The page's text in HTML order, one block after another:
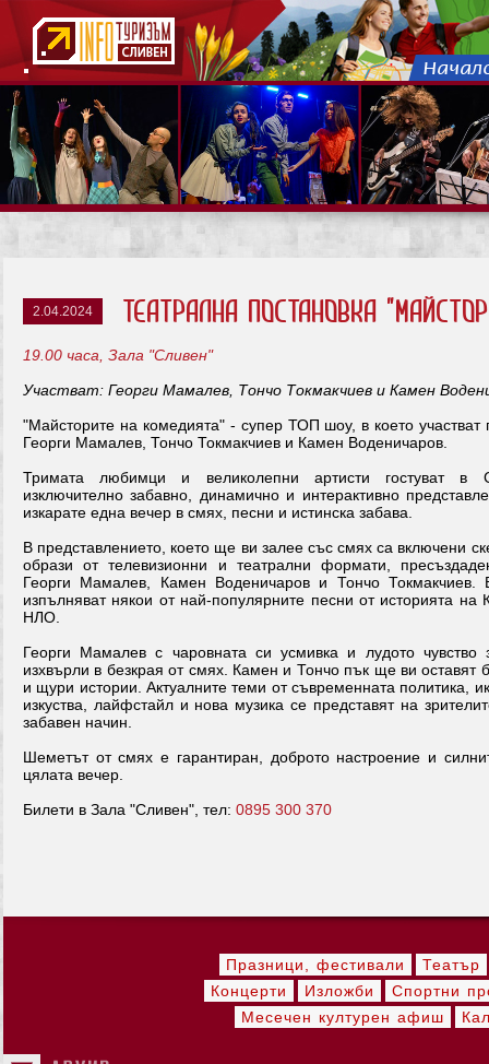
2.04.2024 театрална постановка
19.00 часа, Зала "Сливен"
Участват: Георги Мамалев, Тончо Токмакчиев и Камен
"Майсторите на комедията" - супер ТОП шоу, в което участват
Георги Мамалев, Тончо Токмакчиев и Камен Воденичаров.
Тримата любимци и великолепни артисти гостуват в
изключително забавно, динамично и интерактивно
изкарате една вечер в смях, песни и истинска забава.
В представлението, което ще ви залее със смях са включени
образи от телевизионни и театрални формати,
Георги Мамалев, Камен Воденичаров и Тончо Токмакчиев.
изпълняват някои от най-популярните песни от историята на
НЛО.
Георги Мамалев с чаровната си усмивка и лудото
изхвърли в безкрая от смях. Камен и Тончо пък ще ви оставят
и щури истории. Актуалните теми от съвременната политика,
изкуства, лайфстайл и нова музика се представят на
забавен начин.
Шеметът от смях е гарантиран, доброто настроение и
цялата вечер.
Билети в Зала "Сливен", тел: 0895 300 370
Празници, фестивали
Театър
Концерти
Изложби
Спортни
Месечен културен афиш